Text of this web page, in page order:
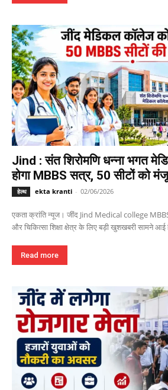
Jind : संत शिरोमणि धन्ना भगत
होगा MBBS सत्र, 50 सीटों को
हेल्थ ekta kranti - 02/06/2026
एकता क्रांति न्यूज। जींद Jind Medical college
और चिकित्सा शिक्षा क्षेत्र के लिए बड़ी खुशखबरी सामने
Read more